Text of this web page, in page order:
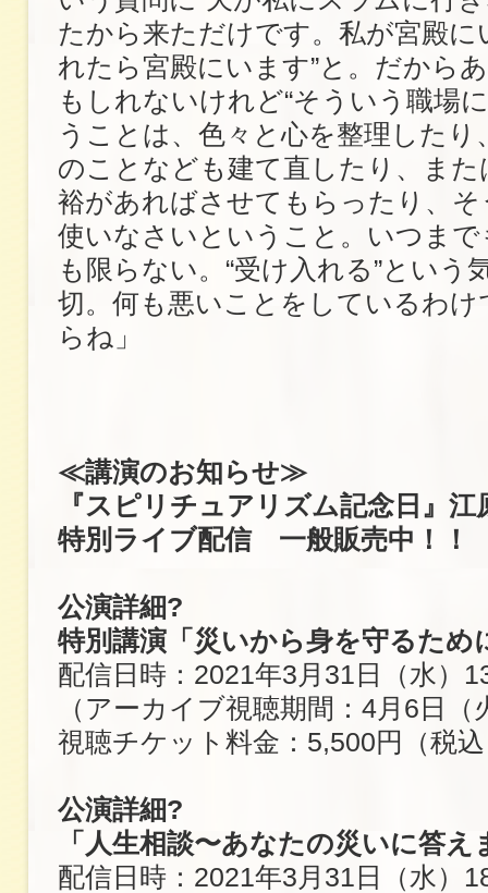
たから来ただけです。私が宮殿に
れたら宮殿にいます”と。だから
もしれないけれど“そういう職場
うことは、色々と心を整理したり
のことなども建て直したり、また
裕があればさせてもらったり、
使いなさいということ。いつま
も限らない。“受け入れる”という
切。何も悪いことをしているわ
らね」
≪講演のお知らせ≫
『スピリチュアリズム記念日』
特別ライブ配信 一般販売中！！
公演詳細?
特別講演「災いから身を守るため
配信日時：2021年3月31日（水）
（アーカイブ視聴期間：4月6日
視聴チケット料金：5,500円（税
公演詳細?
「人生相談〜あなたの災いに答え
配信日時：2021年3月31日（水）